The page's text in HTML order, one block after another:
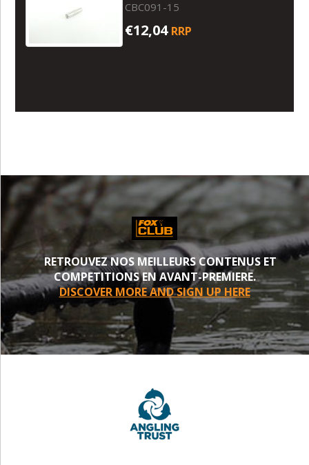
CBC091-15
€12,04 RRP
RETROUVEZ NOS MEILLEURS CONTENUS ET
COMPETITIONS EN AVANT-PREMIERE.
DISCOVER MORE AND SIGN UP HERE